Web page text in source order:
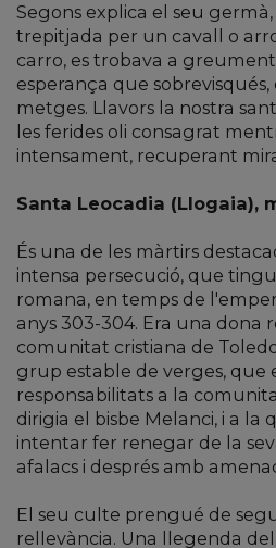
Segons explica el seu
trepitjada per un cavall o
carro, es trobava a
esperança que
metges. Llavors la nostra
les ferides oli consagrat
intensament, recuperant
Santa Leocadia (Llogaia),
És una de les màrtirs
intensa persecució, que
romana, en temps de
anys 303-304. Era una dona
comunitat cristiana de
grup estable de verges, que
responsabilitats a la
dirigia el bisbe Melanci, i a la
intentar fer renegar de la
afalacs i després amb
El seu culte prengué de
rellevància. Una llegenda